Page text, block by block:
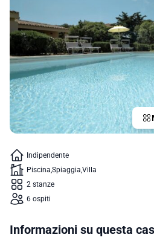
Indipendente
Piscina Spiaggia Villa
2 stanze
6 ospiti
Informazioni su questa